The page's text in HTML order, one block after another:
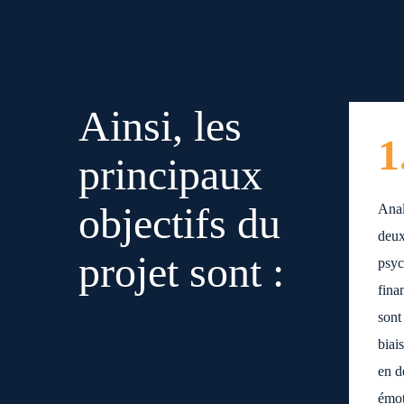
Ainsi, les
principaux
objectifs du
projet sont :
en